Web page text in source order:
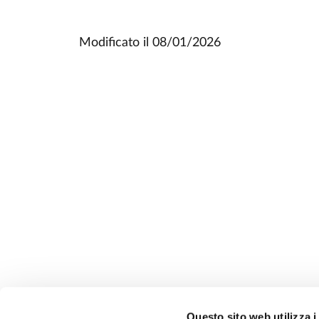
Questo sito web utilizza i
Modificato il 08/01/2026